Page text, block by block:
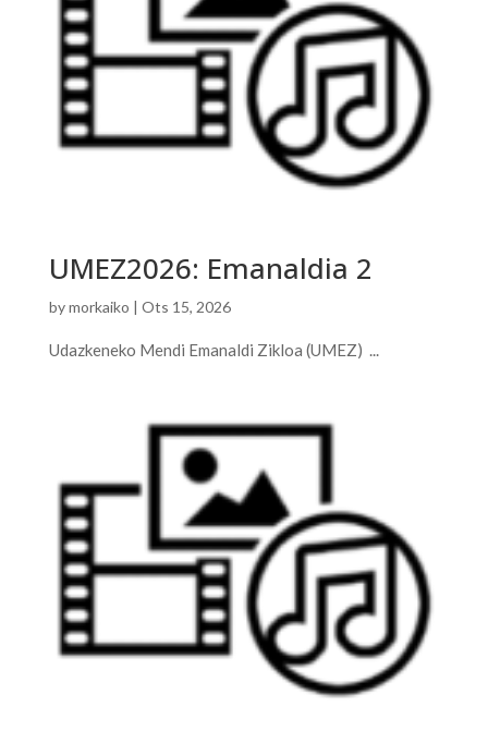
UMEZ2026: Emanaldia 2
bymorkaiko | Ots 15, 2026
Udazkeneko Mendi Emanaldi Zikloa (UMEZ) ...